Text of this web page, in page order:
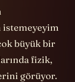
büyük bir
fizik,
görüyor.